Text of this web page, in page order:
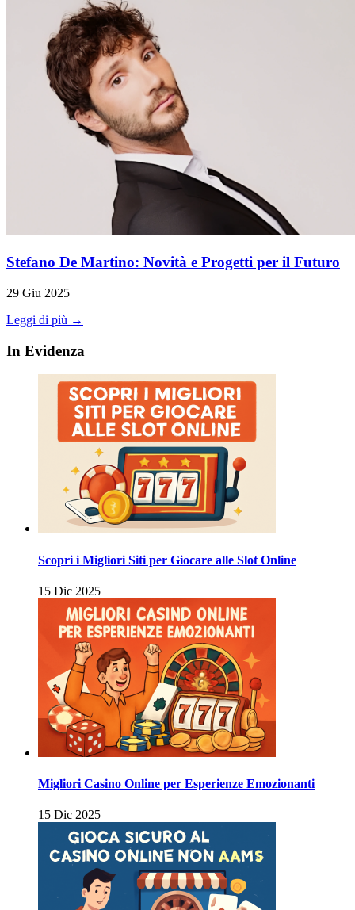
Stefano De Martino: Novità e Progetti per il Futuro
29 Giu 2025
Leggi di più →
In Evidenza
Scopri i Migliori Siti per Giocare alle Slot Online
15 Dic 2025
Migliori Casino Online per Esperienze Emozionanti
15 Dic 2025